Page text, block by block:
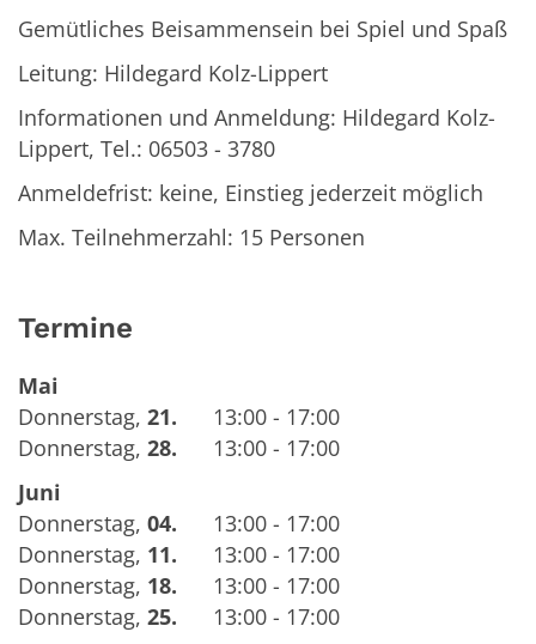
Gemütliches Beisammensein bei Spiel und Spaß
Leitung: Hildegard Kolz-Lippert
Informationen und Anmeldung: Hildegard Kolz-
Lippert, Tel.: 06503 - 3780
Anmeldefrist: keine, Einstieg jederzeit möglich
Max. Teilnehmerzahl: 15 Personen
Termine
Mai
Donnerstag, 21.
13:00 - 17:00
Donnerstag, 28.
13:00 - 17:00
Juni
Donnerstag, 04.
13:00 - 17:00
Donnerstag, 11.
13:00 - 17:00
Donnerstag, 18.
13:00 - 17:00
Donnerstag, 25.
13:00 - 17:00